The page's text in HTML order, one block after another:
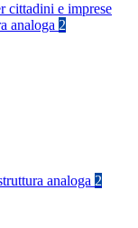
cittadini e imprese
analoga 2
analoga 2